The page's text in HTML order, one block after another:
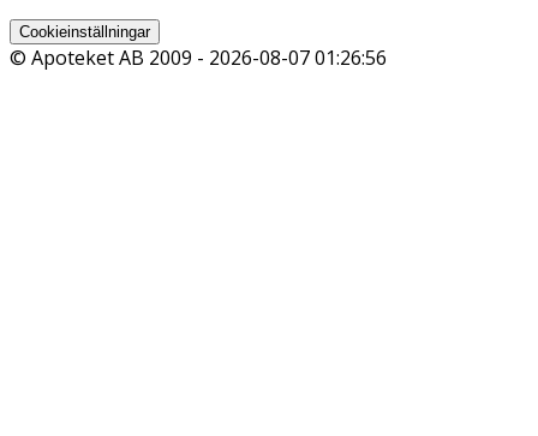
Cookieinställningar
© Apoteket AB 2009 - 2026-08-07 01:26:56